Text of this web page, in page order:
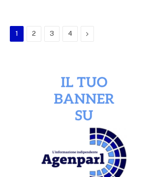
1 2 3 4 Next